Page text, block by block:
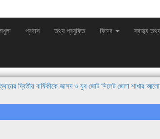
প্রবাস তথ্য প্রযুক্তি ফিচার স্বাস্থ্য তথ্য
দ্বিতীয় বার্ষিকীকে জাসদ ও যুব জোট সিলেট জেলা শাখার